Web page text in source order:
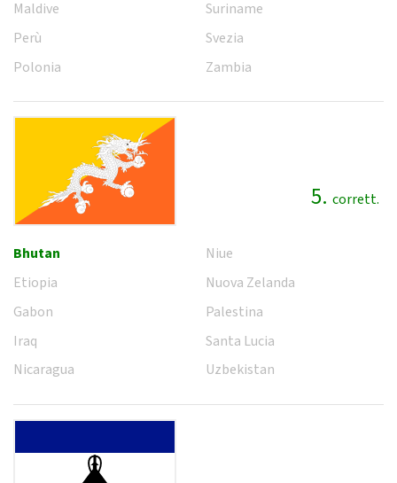
Maldive
Perù
Polonia
Suriname
Svezia
Zambia
5. corrett.
Bhutan
Etiopia
Gabon
Iraq
Nicaragua
Niue
Nuova Zelanda
Palestina
Santa Lucia
Uzbekistan